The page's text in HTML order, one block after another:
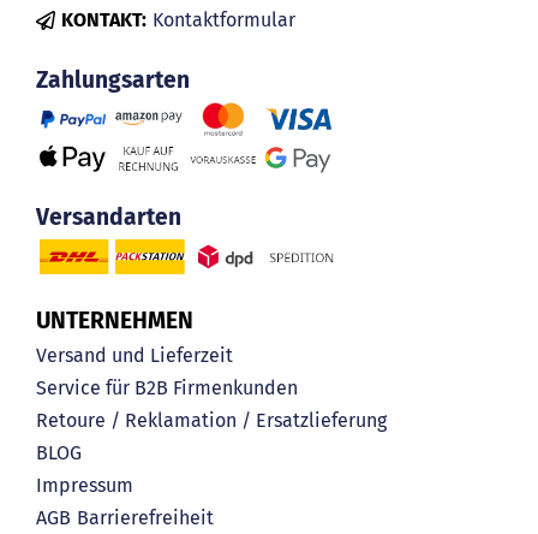
KONTAKT: Kontaktformular
Zahlungsarten
Versandarten
UNTERNEHMEN
Versand und Lieferzeit
Service für B2B Firmenkunden
Retoure / Reklamation / Ersatzlieferung
BLOG
Impressum
AGB Barrierefreiheit